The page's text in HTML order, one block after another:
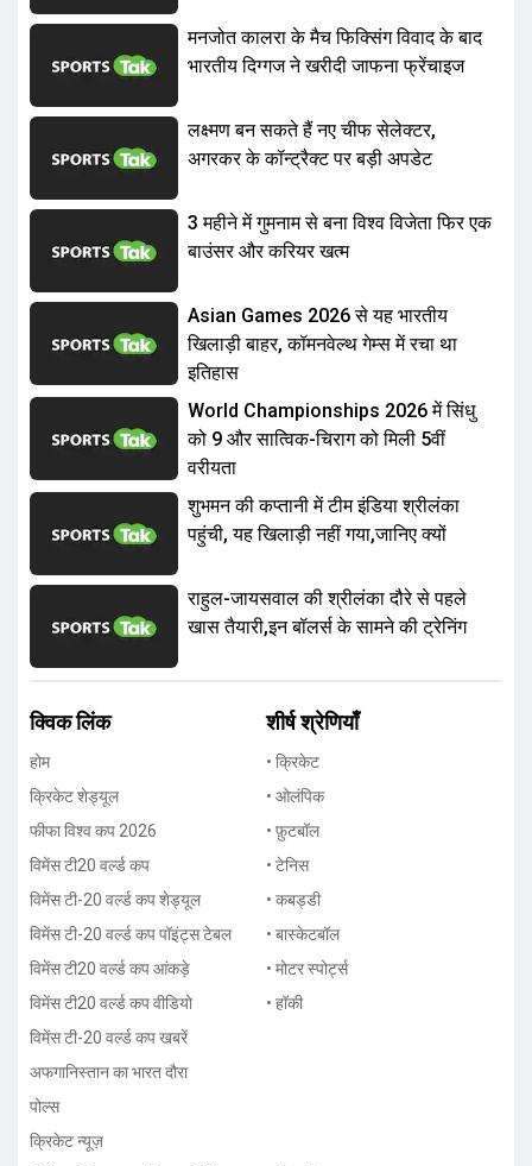
मनजोत कालरा के मैच फिक्स‍िंग विवाद के बाद
भारतीय दिग्गज ने खरीदी जाफना फ्रेंचाइज
लक्ष्मण बन सकते हैं नए चीफ सेलेक्टर,
अगरकर के कॉन्ट्रैक्ट पर बड़ी अपडेट
3 महीने में गुमनाम से बना विश्व विजेता फिर एक
बाउंसर और करियर खत्म
Asian Games 2026 से यह भारतीय
खिलाड़ी बाहर, कॉमनवेल्थ गेम्स में रचा था
इतिहास
World Championships 2026 में सिंधु
को 9 और सात्विक-चिराग को मिली 5वीं
वरीयता
शुभमन की कप्तानी में टीम इंडिया श्रीलंका
पहुंची, यह खिलाड़ी नहीं गया,जानिए क्यों
राहुल-जायसवाल की श्रीलंका दौरे से पहले
खास तैयारी,इन बॉलर्स के सामने की ट्रेनिंग
क्विक लिंक
होम
क्रिकेट शेड्यूल
फीफा विश्व कप 2026
विमेंस टी20 वर्ल्ड कप
विमेंस टी-20 वर्ल्ड कप शेड्यूल
विमेंस टी-20 वर्ल्ड कप पॉइंट्स टेबल
विमेंस टी20 वर्ल्ड कप आंकड़े
विमेंस टी20 वर्ल्ड कप वीडियो
विमेंस टी-20 वर्ल्ड कप खबरें
अफगानिस्तान का भारत दौरा
पोल्स
क्रिकेट न्यूज़
शीर्ष श्रेणियाँ
• क्रिकेट
• ओलंपिक
• फ़ुटबॉल
• टेनिस
• कबड्डी
• बास्केटबॉल
• मोटर स्पोर्ट्स
• हॉकी